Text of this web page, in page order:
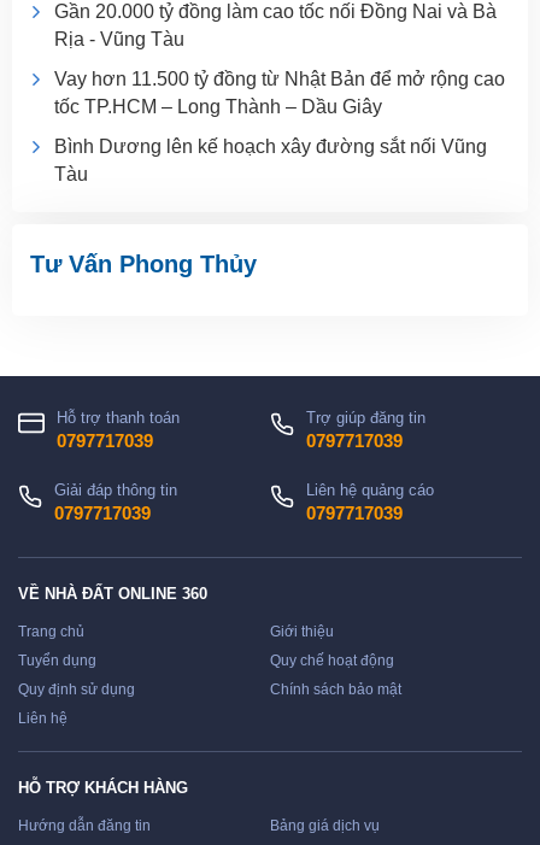
Gần 20.000 tỷ đồng làm cao tốc nối Đồng Nai và Bà
Rịa - Vũng Tàu
Vay hơn 11.500 tỷ đồng từ Nhật Bản để mở rộng cao
tốc TP.HCM – Long Thành – Dầu Giây
Bình Dương lên kế hoạch xây đường sắt nối Vũng
Tàu
Tư Vấn Phong Thủy
Hỗ trợ thanh toán
0797717039
Trợ giúp đăng tin
0797717039
Giải đáp thông tin
0797717039
Liên hệ quảng cáo
0797717039
VỀ NHÀ ĐẤT ONLINE 360
Trang chủ
Giới thiệu
Tuyển dụng
Quy chế hoạt động
Quy định sử dụng
Chính sách bảo mật
Liên hệ
HỖ TRỢ KHÁCH HÀNG
Hướng dẫn đăng tin
Bảng giá dịch vụ